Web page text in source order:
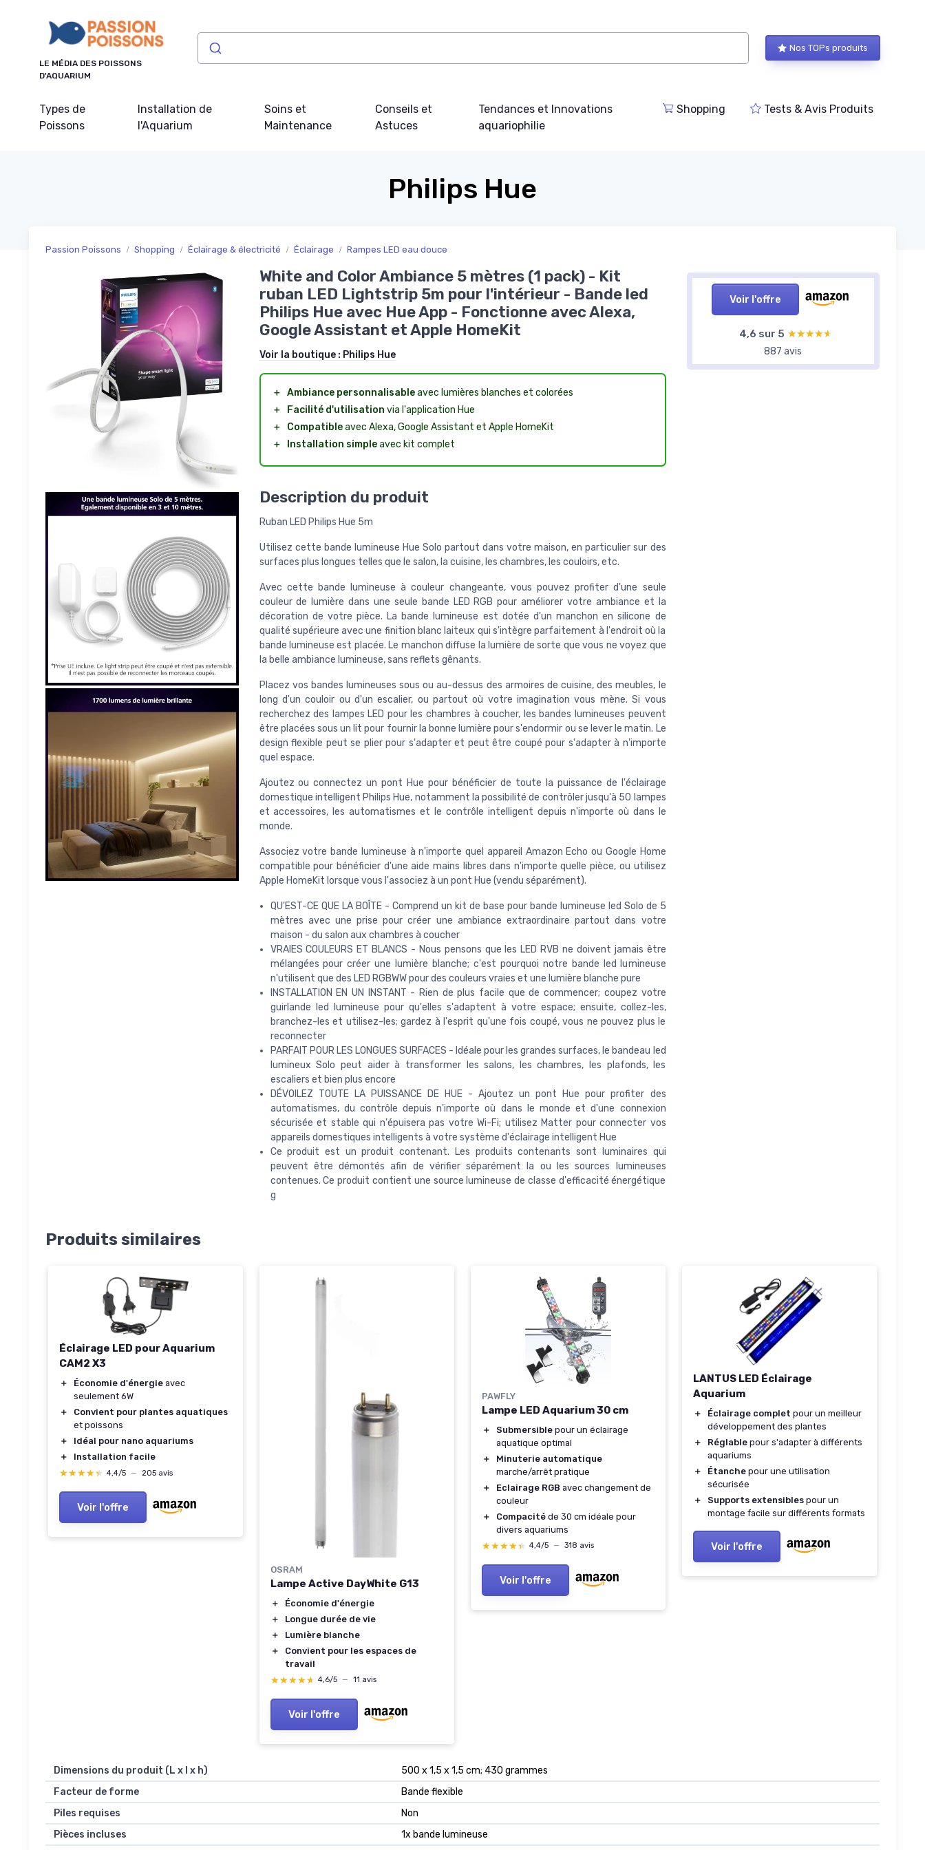
LE MÉDIA DES POISSONS
D'AQUARIUM
Nos TOPs produits
Types de
Poissons
Installation de
l'Aquarium
Soins et
Maintenance
Conseils et
Astuces
Tendances et Innovations
aquariophilie
Shopping Tests & Avis Produits
Philips Hue
Passion Poissons Shopping Éclairage & électricité Éclairage Rampes LED eau douce
Voir l'offre
4,6 sur 5 ★★★★★
★★★★★
887 avis
White and Color Ambiance 5 mètres (1 pack) - Kit
ruban LED Lightstrip 5m pour l'intérieur - Bande led
Philips Hue avec Hue App - Fonctionne avec Alexa,
Google Assistant et Apple HomeKit
Voir la boutique : Philips Hue
＋ Ambiance personnalisableavec lumières blanches et colorées
＋
Facilité d'utilisation via l'application Hue
＋
Compatibleavec Alexa, Google Assistant et Apple HomeKit
＋
Installation simpleavec kit complet
Description du produit
Ruban LED Philips Hue 5m
Utilisez cette bande lumineuse Hue Solo partout dans votre maison, en particulier sur des
surfaces plus longues telles que le salon, la cuisine, les chambres, les couloirs, etc.
Avec cette bande lumineuse à couleur changeante, vous pouvez profiter d'une seule
couleur de lumière dans une seule bande LED RGB pour améliorer votre ambiance et la
décoration de votre pièce. La bande lumineuse est dotée d'un manchon en silicone de
qualité supérieure avec une finition blanc laiteux qui s'intègre parfaitement à l'endroit où la
bande lumineuse est placée. Le manchon diffuse la lumière de sorte que vous ne voyez que
la belle ambiance lumineuse, sans reflets gênants.
Placez vos bandes lumineuses sous ou au-dessus des armoires de cuisine, des meubles, le
long d'un couloir ou d'un escalier, ou partout où votre imagination vous mène. Si vous
recherchez des lampes LED pour les chambres à coucher, les bandes lumineuses peuvent
être placées sous un lit pour fournir la bonne lumière pour s'endormir ou se lever le matin. Le
design flexible peut se plier pour s'adapter et peut être coupé pour s'adapter à n'importe
quel espace.
Ajoutez ou connectez un pont Hue pour bénéficier de toute la puissance de l'éclairage
domestique intelligent Philips Hue, notamment la possibilité de contrôler jusqu'à 50 lampes
et accessoires, les automatismes et le contrôle intelligent depuis n'importe où dans le
monde.
Associez votre bande lumineuse à n'importe quel appareil Amazon Echo ou Google Home
compatible pour bénéficier d'une aide mains libres dans n'importe quelle pièce, ou utilisez
Apple HomeKit lorsque vous l'associez à un pont Hue (vendu séparément).
QU'EST-CE QUE LA BOÎTE - Comprend un kit de base pour bande lumineuse led Solo de 5
mètres avec une prise pour créer une ambiance extraordinaire partout dans votre
maison - du salon aux chambres à coucher
VRAIES COULEURS ET BLANCS - Nous pensons que les LED RVB ne doivent jamais être
mélangées pour créer une lumière blanche; c'est pourquoi notre bande led lumineuse
n'utilisent que des LED RGBWW pour des couleurs vraies et une lumière blanche pure
INSTALLATION EN UN INSTANT - Rien de plus facile que de commencer; coupez votre
guirlande led lumineuse pour qu'elles s'adaptent à votre espace; ensuite, collez-les,
branchez-les et utilisez-les; gardez à l'esprit qu'une fois coupé, vous ne pouvez plus le
reconnecter
PARFAIT POUR LES LONGUES SURFACES - Idéale pour les grandes surfaces, le bandeau led
lumineux Solo peut aider à transformer les salons, les chambres, les plafonds, les
escaliers et bien plus encore
DÉVOILEZ TOUTE LA PUISSANCE DE HUE - Ajoutez un pont Hue pour profiter des
automatismes, du contrôle depuis n'importe où dans le monde et d'une connexion
sécurisée et stable qui n'épuisera pas votre Wi-Fi; utilisez Matter pour connecter vos
appareils domestiques intelligents à votre système d'éclairage intelligent Hue
Ce produit est un produit contenant. Les produits contenants sont luminaires qui
peuvent être démontés afin de vérifier séparément la ou les sources lumineuses
contenues. Ce produit contient une source lumineuse de classe d'efficacité énergétique
g
Produits similaires
Éclairage LED pour Aquarium
CAM2 X3
＋ Économie d'énergie avec
seulement 6W
＋
Convient pour plantes aquatiques
et poissons
＋
Idéal pour nano aquariums
＋
Installation facile
★★★★★
★★★★★ 4,4/5 — 205 avis
Voir l'offre
OSRAM
Lampe Active DayWhite G13
＋
Économie d'énergie
＋
Longue durée de vie
＋
Lumière blanche
＋
Convient pour les espaces de
travail
★★★★★
★★★★★ 4,6/5 — 11 avis
Voir l'offre
PAWFLY
Lampe LED Aquarium 30 cm
＋ Submersible pour un éclairage
aquatique optimal
＋
Minuterie automatique
marche/arrêt pratique
＋
Eclairage RGB avec changement de
couleur
＋
Compacité de 30 cm idéale pour
divers aquariums
★★★★★
★★★★★ 4,4/5 — 318 avis
Voir l'offre
LANTUS LED Éclairage
Aquarium
＋ Éclairage complet pour un meilleur
développement des plantes
＋
Réglable pour s'adapter à différents
aquariums
＋
Étanche pour une utilisation
sécurisée
＋
Supports extensibles pour un
montage facile sur différents formats
Voir l'offre
Dimensions du produit (L x l x h)
‎500 x 1,5 x 1,5 cm; 430 grammes
Facteur de forme
‎Bande flexible
Piles requises
‎Non
Pièces incluses
‎1x bande lumineuse